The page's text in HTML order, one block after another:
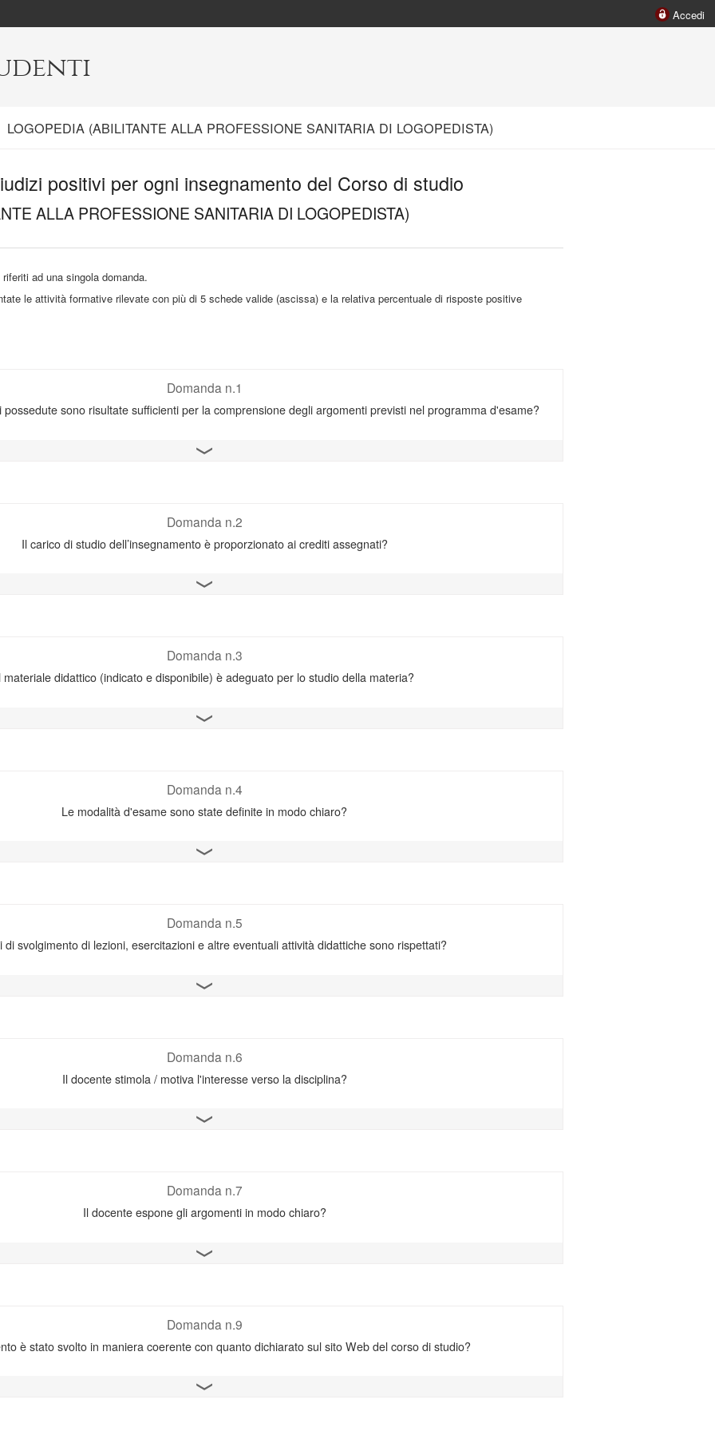
Accedi
Current:
LOGOPEDIA (ABILITANTE ALLA PROFESSIONE SANITARIA DI LOGOPEDISTA)
positivi per ogni insegnamento del Corso di studio
ALLA PROFESSIONE SANITARIA DI LOGOPEDISTA)
ad una singola domanda.
le attività formative rilevate con più di 5 schede valide (ascissa) e la relativa percentuale di risposte positive
Domanda n.1
sono risultate sufficienti per la comprensione degli argomenti previsti nel programma d'esame?
Apri il grafico
Domanda n.2
Il carico di studio dell’insegnamento è proporzionato ai crediti assegnati?
Apri il grafico
Domanda n.3
materiale didattico (indicato e disponibile) è adeguato per lo studio della materia?
Apri il grafico
Domanda n.4
Le modalità d'esame sono state definite in modo chiaro?
Apri il grafico
Domanda n.5
di svolgimento di lezioni, esercitazioni e altre eventuali attività didattiche sono rispettati?
Apri il grafico
Domanda n.6
Il docente stimola / motiva l'interesse verso la disciplina?
Apri il grafico
Domanda n.7
Il docente espone gli argomenti in modo chiaro?
Apri il grafico
Domanda n.9
è stato svolto in maniera coerente con quanto dichiarato sul sito Web del corso di studio?
Apri il grafico